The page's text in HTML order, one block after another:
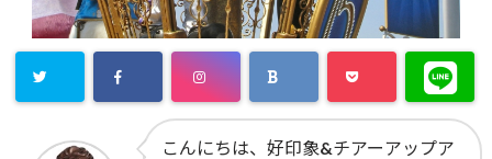
こんにちは、好印象&チアーアップア